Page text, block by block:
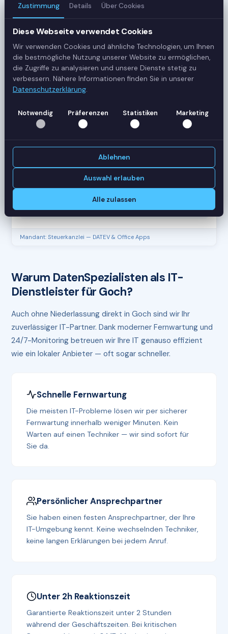
3
42
Sessions
SERVER-AUSLASTUNG
RDS-SRV01
18 Sessions
RAM
78%
RDS-SRV02
14 Sessions
RAM
61%
Mandant: Steuerkanzlei — DATEV & Office Apps
Warum DatenSpezialisten als IT-
Dienstleister für Goch?
Auch ohne Niederlassung direkt in Goch sind wir Ihr
zuverlässiger IT-Partner. Dank moderner Fernwartung und
24/7-Monitoring betreuen wir Ihre IT genauso effizient
wie ein lokaler Anbieter — oft sogar schneller.
Schnelle Fernwartung
Die meisten IT-Probleme lösen wir per sicherer
Fernwartung innerhalb weniger Minuten. Kein
Warten auf einen Techniker — wir sind sofort für
Sie da.
Persönlicher Ansprechpartner
Sie haben einen festen Ansprechpartner, der Ihre
IT-Umgebung kennt. Keine wechselnden Techniker,
keine langen Erklärungen bei jedem Anruf.
Unter 2h Reaktionszeit
Garantierte Reaktionszeit unter 2 Stunden
während der Geschäftszeiten. Bei kritischen
Zustimmung Details Über Cookies
Diese Webseite verwendet Cookies
Wir verwenden Cookies und ähnliche Technologien, um Ihnen
die bestmögliche Nutzung unserer Website zu ermöglichen,
die Zugriffe zu analysieren und unsere Dienste stetig zu
verbessern. Nähere Informationen finden Sie in unserer
Datenschutzerklärung.
Notwendig Präferenzen Statistiken Marketing
Ablehnen
Auswahl erlauben
Alle zulassen